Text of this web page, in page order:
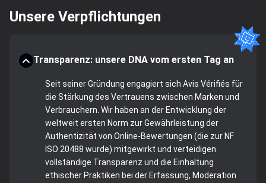
Unsere Verpflichtungen
Transparenz: unsere DNA vom ersten Tag an
Seit seiner Gründung engagiert sich Avis Vérifiés für
die Stärkung des Vertrauens zwischen Marken und
Verbrauchern. Wir haben an der Entwicklung der
weltweit ersten Norm zur Gewährleistung der
Authentizität von Online-Bewertungen (die zur NF
ISO 20488 wurde) mitgewirkt und verteidigen
vollständige Transparenz und die Einhaltung
ethischer Praktiken bei der Erfassung, Moderation